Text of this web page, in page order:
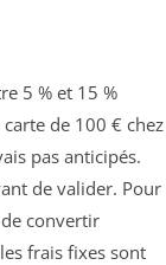
5 % et 15 %
de 100 € chez
pas anticipés.
de valider. Pour
convertir
frais fixes sont